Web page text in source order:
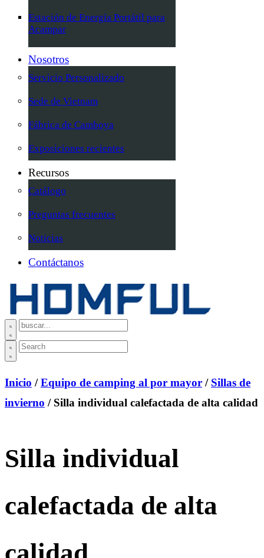
Estación de Energía Portátil para
Acampar
Nosotros
Servicio Personalizado
Sede de Vietnam
Fábrica de Camboya
Exposiciones recientes
Recursos
Catálogo
Preguntas frecuentes
Noticias
Contáctanos
Inicio /Equipo de camping al por mayor / Sillas de
invierno / Silla individual calefactada de alta calidad
Silla individual
calefactada de alta